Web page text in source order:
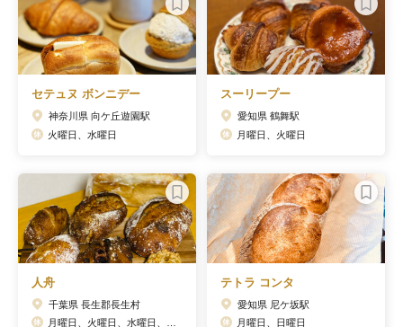
セテュヌ ボンニデー
神奈川県 向ケ丘遊園駅
火曜日、水曜日
スーリープー
愛知県 鶴舞駅
月曜日、火曜日
人舟
千葉県 長生郡長生村
テトラ コンタ
愛知県 尼ケ坂駅
月曜日、日曜日